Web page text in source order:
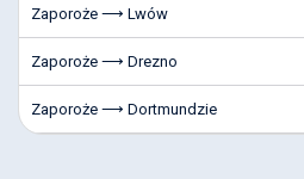
Zaporoże ⟶ Lwów
Zaporoże ⟶ Drezno
Zaporoże ⟶ Dortmundzie